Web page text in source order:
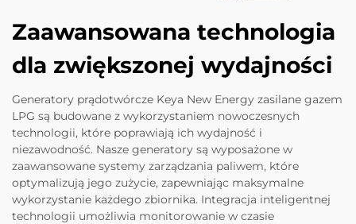
Zaawansowana technologia
dla zwiększonej wydajności
Generatory prądotwórcze Keya New Energy zasilane gazem
LPG są budowane z wykorzystaniem nowoczesnych
technologii, które poprawiają ich wydajność i
niezawodność. Nasze generatory są wyposażone w
zaawansowane systemy zarządzania paliwem, które
optymalizują jego zużycie, zapewniając maksymalne
wykorzystanie każdego zbiornika. Integracja inteligentnej
technologii umożliwia monitorowanie w czasie